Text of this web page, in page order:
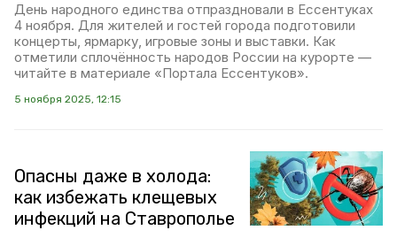
День народного единства отпраздновали в Ессентуках
4 ноября. Для жителей и гостей города подготовили
концерты, ярмарку, игровые зоны и выставки. Как
отметили сплочённость народов России на курорте —
читайте в материале «Портала Ессентуков».
5 ноября 2025, 12:15
Опасны даже в холода:
как избежать клещевых
инфекций на Ставрополье